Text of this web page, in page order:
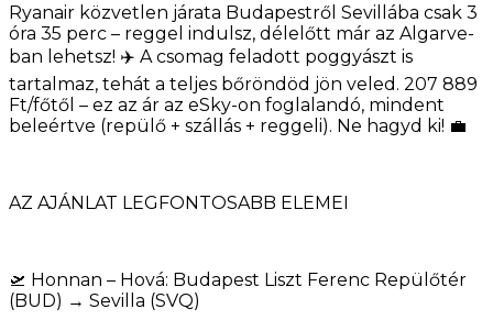
Ryanair közvetlen járata Budapestről Sevillába csak 3
óra 35 perc – reggel indulsz, délelőtt már az Algarve-
ban lehetsz! ✈️ A csomag feladott poggyászt is
tartalmaz, tehát a teljes bőröndöd jön veled. 207 889
Ft/főtől – ez az ár az eSky-on foglalandó, mindent
beleértve (repülő + szállás + reggeli). Ne hagyd ki! 💼
AZ AJÁNLAT LEGFONTOSABB ELEMEI
🛫 Honnan – Hová: Budapest Liszt Ferenc Repülőtér
(BUD) → Sevilla (SVQ)